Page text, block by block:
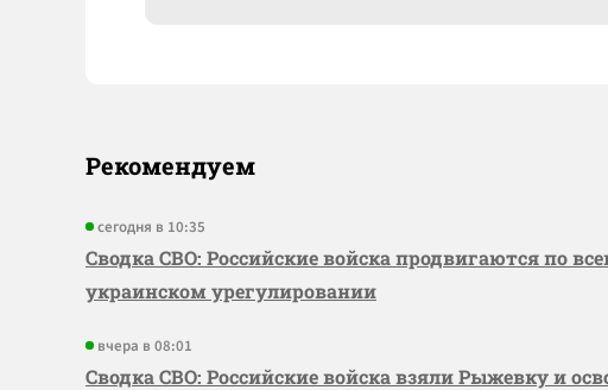
Рекомендуем
сегодня в 10:35
Сводка СВО: Российские войска продвигаются по
украинском урегулировании
вчера в 08:01
Сводка СВО: Российские войска взяли Рыжевку и